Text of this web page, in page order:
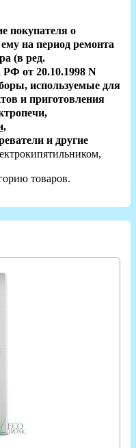
покупателя о
на период ремонта
(в ред.
от 20.10.1998 N
используемые для
и приготовления
и другие
товаров.